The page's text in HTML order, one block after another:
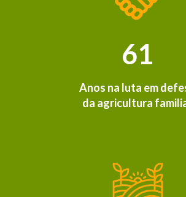
61
Anos na luta em
da agricultura